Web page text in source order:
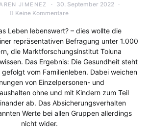
JIMENEZ
30. September 2022
Keine Kommentare
Leben lebenswert? – dies wollte die
repräsentativen Befragung unter 1.000
die Marktforschungsinstitut Toluna
Das Ergebnis: Die Gesundheit steht
vom Familienleben. Dabei weichen
von Einzelpersonen- und
ohne und mit Kindern zum Teil
ab. Das Absicherungsverhalten
Werte bei allen Gruppen allerdings
nicht wider.